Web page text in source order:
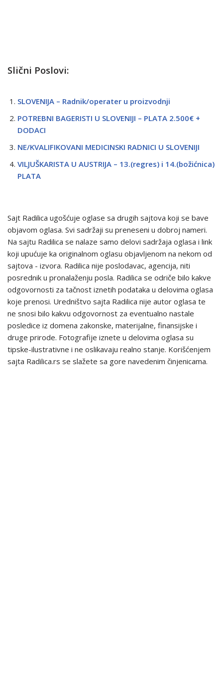
Slični Poslovi:
SLOVENIJA – Radnik/operater u proizvodnji
POTREBNI BAGERISTI U SLOVENIJI – PLATA 2.500€ +
DODACI
NE/KVALIFIKOVANI MEDICINSKI RADNICI U SLOVENIJI
VILJUŠKARISTA U AUSTRIJA – 13.(regres) i 14.(božićnica)
PLATA
Sajt Radilica ugošćuje oglase sa drugih sajtova koji se bave
objavom oglasa. Svi sadržaji su preneseni u dobroj nameri.
Na sajtu Radilica se nalaze samo delovi sadržaja oglasa i link
koji upućuje ka originalnom oglasu objavljenom na nekom od
sajtova - izvora. Radilica nije poslodavac, agencija, niti
posrednik u pronalaženju posla. Radilica se odriče bilo kakve
odgovornosti za tačnost iznetih podataka u delovima oglasa
koje prenosi. Uredništvo sajta Radilica nije autor oglasa te
ne snosi bilo kakvu odgovornost za eventualno nastale
posledice iz domena zakonske, materijalne, finansijske i
druge prirode. Fotografije iznete u delovima oglasa su
tipske-ilustrativne i ne oslikavaju realno stanje. Korišćenjem
sajta Radilica.rs se slažete sa gore navedenim činjenicama.